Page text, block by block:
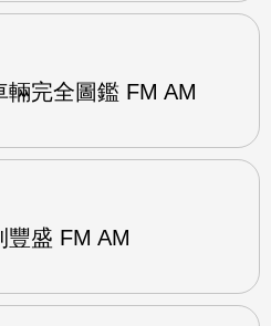
輛完全圖鑑 FM AM
豐盛 FM AM